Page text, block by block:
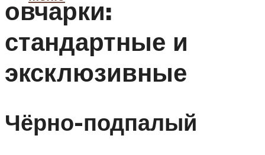
овчарки:
стандартные и
эксклюзивные
Чёрно-подпалый